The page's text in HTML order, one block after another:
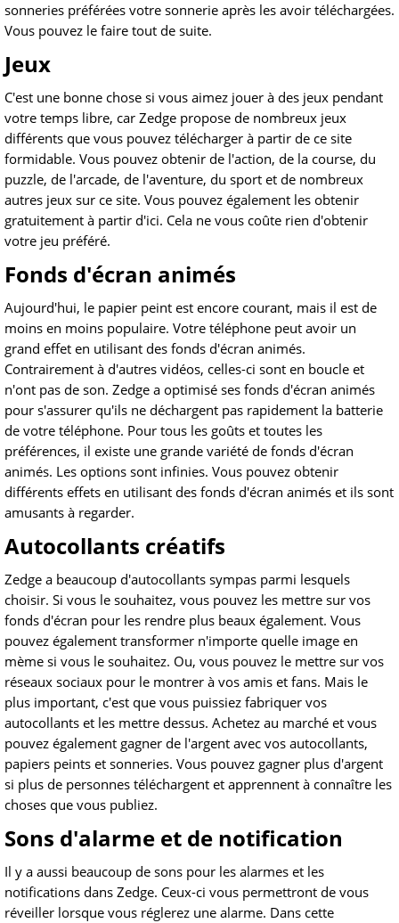
sonneries préférées votre sonnerie après les avoir téléchargées.
Vous pouvez le faire tout de suite.
Jeux
C'est une bonne chose si vous aimez jouer à des jeux pendant
votre temps libre, car Zedge propose de nombreux jeux
différents que vous pouvez télécharger à partir de ce site
formidable. Vous pouvez obtenir de l'action, de la course, du
puzzle, de l'arcade, de l'aventure, du sport et de nombreux
autres jeux sur ce site. Vous pouvez également les obtenir
gratuitement à partir d'ici. Cela ne vous coûte rien d'obtenir
votre jeu préféré.
Fonds d'écran animés
Aujourd'hui, le papier peint est encore courant, mais il est de
moins en moins populaire. Votre téléphone peut avoir un
grand effet en utilisant des fonds d'écran animés.
Contrairement à d'autres vidéos, celles-ci sont en boucle et
n'ont pas de son. Zedge a optimisé ses fonds d'écran animés
pour s'assurer qu'ils ne déchargent pas rapidement la batterie
de votre téléphone. Pour tous les goûts et toutes les
préférences, il existe une grande variété de fonds d'écran
animés. Les options sont infinies. Vous pouvez obtenir
différents effets en utilisant des fonds d'écran animés et ils sont
amusants à regarder.
Autocollants créatifs
Zedge a beaucoup d'autocollants sympas parmi lesquels
choisir. Si vous le souhaitez, vous pouvez les mettre sur vos
fonds d'écran pour les rendre plus beaux également. Vous
pouvez également transformer n'importe quelle image en
mème si vous le souhaitez. Ou, vous pouvez le mettre sur vos
réseaux sociaux pour le montrer à vos amis et fans. Mais le
plus important, c'est que vous puissiez fabriquer vos
autocollants et les mettre dessus. Achetez au marché et vous
pouvez également gagner de l'argent avec vos autocollants,
papiers peints et sonneries. Vous pouvez gagner plus d'argent
si plus de personnes téléchargent et apprennent à connaître les
choses que vous publiez.
Sons d'alarme et de notification
Il y a aussi beaucoup de sons pour les alarmes et les
notifications dans Zedge. Ceux-ci vous permettront de vous
réveiller lorsque vous réglerez une alarme. Dans cette